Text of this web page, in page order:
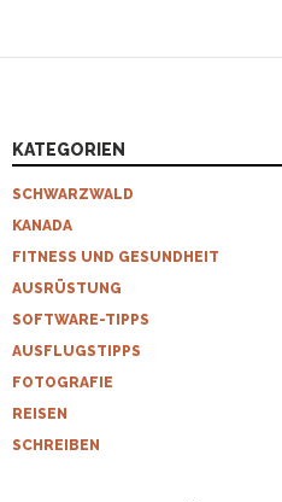
KATEGORIEN
SCHWARZWALD
KANADA
FITNESS UND GESUNDHEIT
AUSRÜSTUNG
SOFTWARE-TIPPS
AUSFLUGSTIPPS
FOTOGRAFIE
REISEN
SCHREIBEN